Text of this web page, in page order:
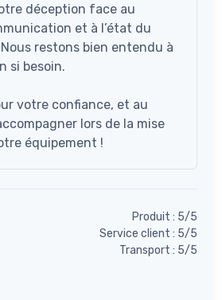
déception face au
et à l’état du
Nous restons bien entendu à
si besoin.
votre confiance, et au
lors de la mise
équipement !
Produit : 5/5
Service client : 5/5
Transport : 5/5